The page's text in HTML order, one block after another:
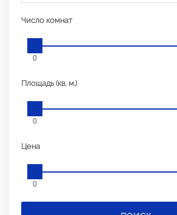
Число комнат
0
Площадь (кв. м.)
0
Цена
0